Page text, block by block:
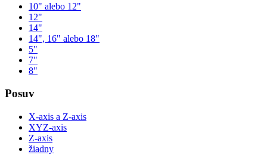
10" alebo 12"
12"
14"
14", 16" alebo 18"
5"
7"
8"
Posuv
X-axis a Z-axis
XYZ-axis
Z-axis
žiadny